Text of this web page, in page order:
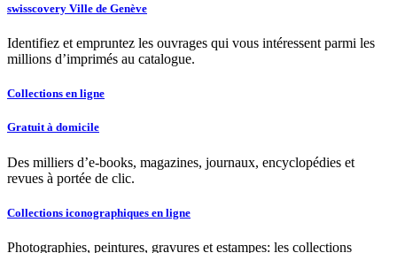
swisscovery Ville de Genève
Identifiez et empruntez les ouvrages qui vous intéressent parmi les
millions d’imprimés au catalogue.
Collections en ligne
Gratuit à domicile
Des milliers d’e-books, magazines, journaux, encyclopédies et
revues à portée de clic.
Collections iconographiques en ligne
Photographies, peintures, gravures et estampes: les collections